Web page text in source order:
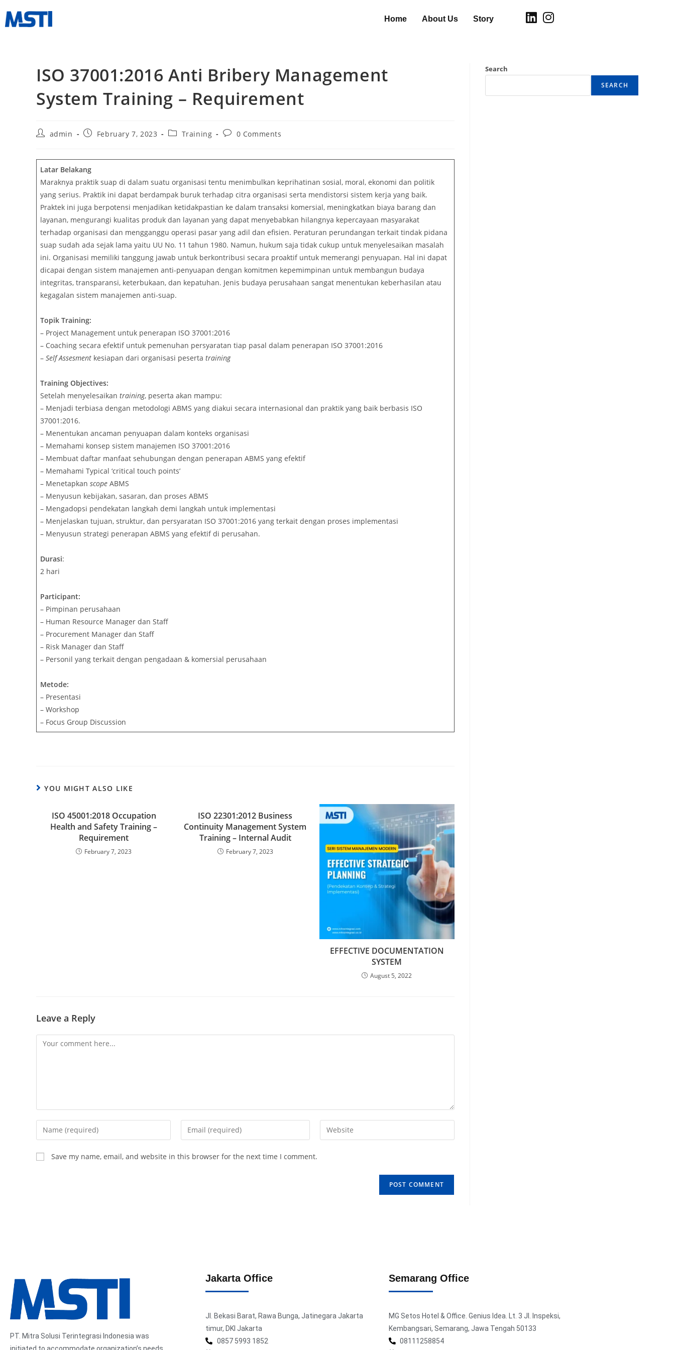
Home About Us Story
ISO 37001:2016 Anti Bribery Management
System Training – Requirement
admin February 7, 2023 Training 0 Comments
Latar Belakang
Maraknya praktik suap di dalam suatu organisasi tentu menimbulkan keprihatinan sosial, moral, ekonomi dan politik
yang serius. Praktik ini dapat berdampak buruk terhadap citra organisasi serta mendistorsi sistem kerja yang baik.
Praktek ini juga berpotensi menjadikan ketidakpastian ke dalam transaksi komersial, meningkatkan biaya barang dan
layanan, mengurangi kualitas produk dan layanan yang dapat menyebabkan hilangnya kepercayaan masyarakat
terhadap organisasi dan mengganggu operasi pasar yang adil dan efisien. Peraturan perundangan terkait tindak pidana
suap sudah ada sejak lama yaitu UU No. 11 tahun 1980. Namun, hukum saja tidak cukup untuk menyelesaikan masalah
ini. Organisasi memiliki tanggung jawab untuk berkontribusi secara proaktif untuk memerangi penyuapan. Hal ini dapat
dicapai dengan sistem manajemen anti-penyuapan dengan komitmen kepemimpinan untuk membangun budaya
integritas, transparansi, keterbukaan, dan kepatuhan. Jenis budaya perusahaan sangat menentukan keberhasilan atau
kegagalan sistem manajemen anti-suap.
Topik Training:
– Project Management untuk penerapan ISO 37001:2016
– Coaching secara efektif untuk pemenuhan persyaratan tiap pasal dalam penerapan ISO 37001:2016
– Self Assesment kesiapan dari organisasi peserta training
Training Objectives:
Setelah menyelesaikan training, peserta akan mampu:
– Menjadi terbiasa dengan metodologi ABMS yang diakui secara internasional dan praktik yang baik berbasis ISO
37001:2016.
– Menentukan ancaman penyuapan dalam konteks organisasi
– Memahami konsep sistem manajemen ISO 37001:2016
– Membuat daftar manfaat sehubungan dengan penerapan ABMS yang efektif
– Memahami Typical ‘critical touch points’
– Menetapkan scope ABMS
– Menyusun kebijakan, sasaran, dan proses ABMS
– Mengadopsi pendekatan langkah demi langkah untuk implementasi
– Menjelaskan tujuan, struktur, dan persyaratan ISO 37001:2016 yang terkait dengan proses implementasi
– Menyusun strategi penerapan ABMS yang efektif di perusahan.
Durasi:
2 hari
Participant:
– Pimpinan perusahaan
– Human Resource Manager dan Staff
– Procurement Manager dan Staff
– Risk Manager dan Staff
– Personil yang terkait dengan pengadaan & komersial perusahaan
Metode:
– Presentasi
– Workshop
– Focus Group Discussion
YOU MIGHT ALSO LIKE
ISO 45001:2018 Occupation
Health and Safety Training –
Requirement
February 7, 2023
ISO 22301:2012 Business
Continuity Management System
Training – Internal Audit
February 7, 2023
EFFECTIVE DOCUMENTATION
SYSTEM
August 5, 2022
Leave a Reply
Save my name, email, and website in this browser for the next time I comment.
Search
SEARCH
PT. Mitra Solusi Terintegrasi Indonesia was
Jakarta Office
Jl. Bekasi Barat, Rawa Bunga, Jatinegara Jakarta
timur, DKI Jakarta
0857 5993 1852
Semarang Office
MG Setos Hotel & Office. Genius Idea. Lt. 3 Jl. Inspeksi,
Kembangsari, Semarang, Jawa Tengah 50133
08111258854